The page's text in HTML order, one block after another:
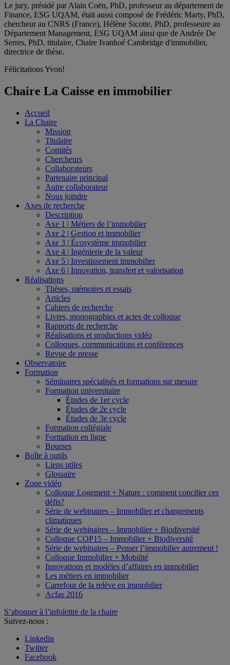
Le jury, présidé par Alain Coën, PhD, professeur au département de
Finance, ESG UQAM, était aussi composé de Frédéric Marty, PhD,
chercheur au CNRS (France), Hélène Sicotte, PhD, professeure au
Département Management, ESG UQAM ainsi que de Andrée De
Serres, PhD, titulaire, Chaire Ivanhoé Cambridge d'immobilier,
directrice de thèse.
Félicitations Yvon!
Chaire La Caisse en immobilier
Accueil
La Chaire
Mission
Titulaire
Comités
Chercheurs
Collaborateurs
Partenaire principal
Autre collaborateur
Nous joindre
Axes de recherche
Description
Axe 1 | Métiers de l’immobilier
Axe 2 | Gestion et immobilier
Axe 3 | Écosystème immobilier
Axe 4 | Ingénierie de la valeur
Axe 5 | Investissement immobilier
Axe 6 | Innovation, transfert et valorisation
Réalisations
Thèses, mémoires et essais
Articles
Cahiers de recherche
Livres, monographies et actes de colloque
Rapports de recherche
Réalisations et productions vidéo
Colloques, communications et conférences
Revue de presse
Observatoire
Formation
Séminaires spécialisés et formations sur mesure
Formation universitaire
Études de 1er cycle
Études de 2e cycle
Études de 3e cycle
Formation collégiale
Formation en ligne
Bourses
Boîte à outils
Liens utiles
Glossaire
Zone vidéo
Colloque Logement + Nature : comment concilier ces
défis?
Série de webinaires – Immobilier et changements
climatiques
Série de webinaires – Immobilier + Biodiversité
Colloque COP15 – Immobilier + Biodiversité
Série de webinaires – Penser l’immobilier autrement !
Colloque Immobilier + Mobilité
Innovations et modèles d’affaires en immobilier
Les métiers en immobilier
Carrefour de la relève en immobilier
Acfas 2016
S’abonner à l’infolettre de la chaire
Suivez-nous :
Linkedin
Twitter
Facebook